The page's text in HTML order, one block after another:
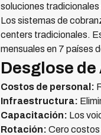
soluciones
Los sistemas de
centers tradicionales.
mensuales en 7 países
Desglose
Costos de personal:
Infraestructura:
Capacitación: Los
Rotación: Cero costos